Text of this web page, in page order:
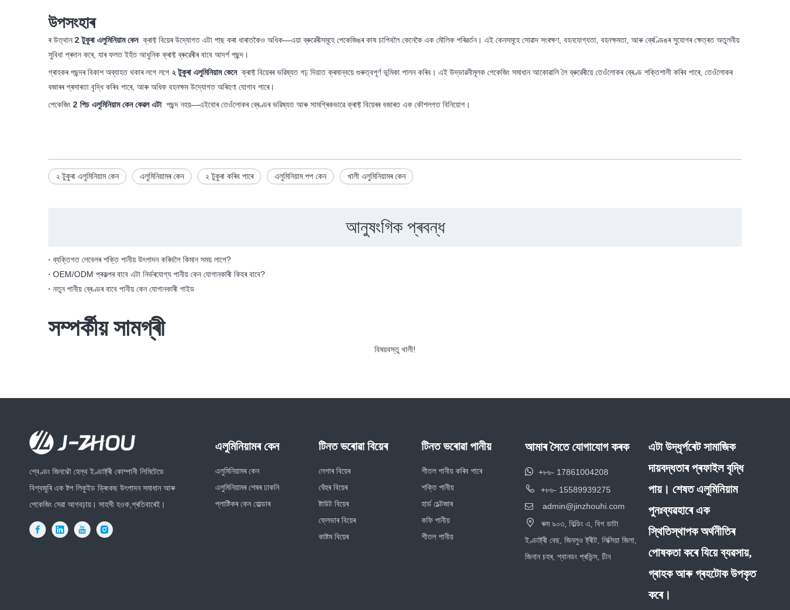
উপসংহাৰ
ৰ উত্থান2 টুকুৰা এলুমিনিয়াম কেন ক্ৰাফ্ট বিয়েৰ উদ্যোগত এটা পাছ কৰা ধাৰাতকৈও অধিক—এয়া ব্ৰুৱেৰীসমূহে পেকেজিঙৰ কাষ চাপিবলৈ কেনেকৈ এক মৌলিক পৰিৱৰ্তন। এই কেনসমূহে সোৱাদ সংৰক্ষণ, বহনযোগ্যতা, বহনক্ষমতা, আৰু ব্ৰেণ্ডিঙৰ সুযোগৰ ক্ষেত্ৰত অতুলনীয়
সুবিধা প্ৰদান কৰে, যাৰ ফলত ইহঁত আধুনিক ক্ৰাফ্ট ব্ৰুৱেৰীৰ বাবে আদৰ্শ পছন্দ।
গ্ৰাহকৰ পছন্দৰ বিকাশ অব্যাহত থকাৰ লগে লগে ২ টুকুৰা এলুমিনিয়াম কেনে ক্ৰাফ্ট বিয়েৰৰ ভৱিষ্যত গঢ় দিয়াত ক্ৰমান্বয়ে গুৰুত্বপূৰ্ণ ভূমিকা পালন কৰিব। এই উদ্ভাৱনীমূলক পেকেজিং সমাধান আকোৱালি লৈ ব্ৰুৱেৰীয়ে তেওঁলোকৰ ব্ৰেণ্ড শক্তিশালী কৰিব পাৰে, তেওঁলোকৰ
বজাৰৰ প্ৰসাৰতা বৃদ্ধি কৰিব পাৰে, আৰু অধিক বহনক্ষম উদ্যোগত অৰিহণা যোগাব পাৰে।
পেকেজিং 2 পিচ এলুমিনিয়াম কেন কেৱল এটা পছন্দ নহয়—এইবোৰ তেওঁলোকৰ ব্ৰেণ্ডৰ ভৱিষ্যত আৰু সামগ্ৰিকভাৱে ক্ৰাফ্ট বিয়েৰৰ বজাৰত এক কৌশলগত বিনিয়োগ।
২ টুকুৰা এলুমিনিয়াম কেন এলুমিনিয়ামৰ কেন ২ টুকুৰা কৰিব পাৰে এলুমিনিয়াম পপ কেন খালী এলুমিনিয়ামৰ কেন
আনুষংগিক প্ৰবন্ধ
ব্যক্তিগত লেবেলৰ শক্তি পানীয় উৎপাদন কৰিবলৈ কিমান সময় লাগে?
OEM/ODM প্ৰকল্পৰ বাবে এটা নিৰ্ভৰযোগ্য পানীয় কেন যোগানকাৰী কিহৰ বাবে?
নতুন পানীয় ব্ৰেণ্ডৰ বাবে পানীয় কেন যোগানকাৰী গাইড
সম্পৰ্কীয় সামগ্ৰী
বিষয়বস্তু খালী!
শ্বেণ্ডং জিনঝৌ হেল্থ ইণ্ডাষ্ট্ৰী কোম্পানী লিমিটেডে
বিশ্বজুৰি এক ষ্টপ লিকুইড ড্ৰিংকছ উৎপাদন সমাধান আৰু
পেকেজিং সেৱা আগবঢ়ায়। সাহসী হওক,প্ৰতিবাৰেই।
এলুমিনিয়ামৰ কেন
এলুমিনিয়ামৰ কেন
এলুমিনিয়ামৰ শেষৰ ঢাকনি
প্লাষ্টিকৰ কেন হোল্ডাৰ
টিনত ভৰোৱা বিয়েৰ
লেগাৰ বিয়েৰ
ঘেঁহুৰ বিয়েৰ
ষ্টাউট বিয়েৰ
ফ্লেভাৰ বিয়েৰ
কাষ্টম বিয়েৰ
টিনত ভৰোৱা পানীয়
শীতল পানীয় কৰিব পাৰে
শক্তি পানীয়
হাৰ্ড চেল্টজাৰ
কফি পানীয়
শীতল পানীয়
আমাৰ সৈতে যোগাযোগ কৰক
 +৮৬- 17861004208
 +৮৬- 15589939275
 admin@jinzhouhi.com
ৰুম ৯০৩, বিল্ডিং এ, বিগ ডাটা
ইণ্ডাষ্ট্ৰী বেছ, জিনলুও ষ্ট্ৰীট, লিক্সিয়া জিলা,
জিনান চহৰ, শ্বানডং প্ৰভিন্স, চীন
এটা উদ্ধৃৰ্পৰেট সামাজিক
দায়বদ্ধতাৰ প্ৰফাইল বৃদ্ধি
পায়। শেষত এলুমিনিয়াম
পুনঃব্যৱহাৰে এক
স্থিতিস্থাপক অৰ্থনীতিৰ
পোষকতা কৰে যিয়ে ব্যৱসায়,
গ্ৰাহক আৰু গ্ৰহটোক উপকৃত
কৰে।